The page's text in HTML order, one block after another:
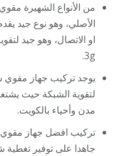
من الأنواع الشهيرة
الأصلي، وهو نوع جيد
او الاتصال، وهو جيد
3g.
يوجد تركيب جهاز مقوي
لتقوية الشبكة حيث
مدن وأحياء بالكويت.
تركيب افضل جهاز
جاهدا على توفير